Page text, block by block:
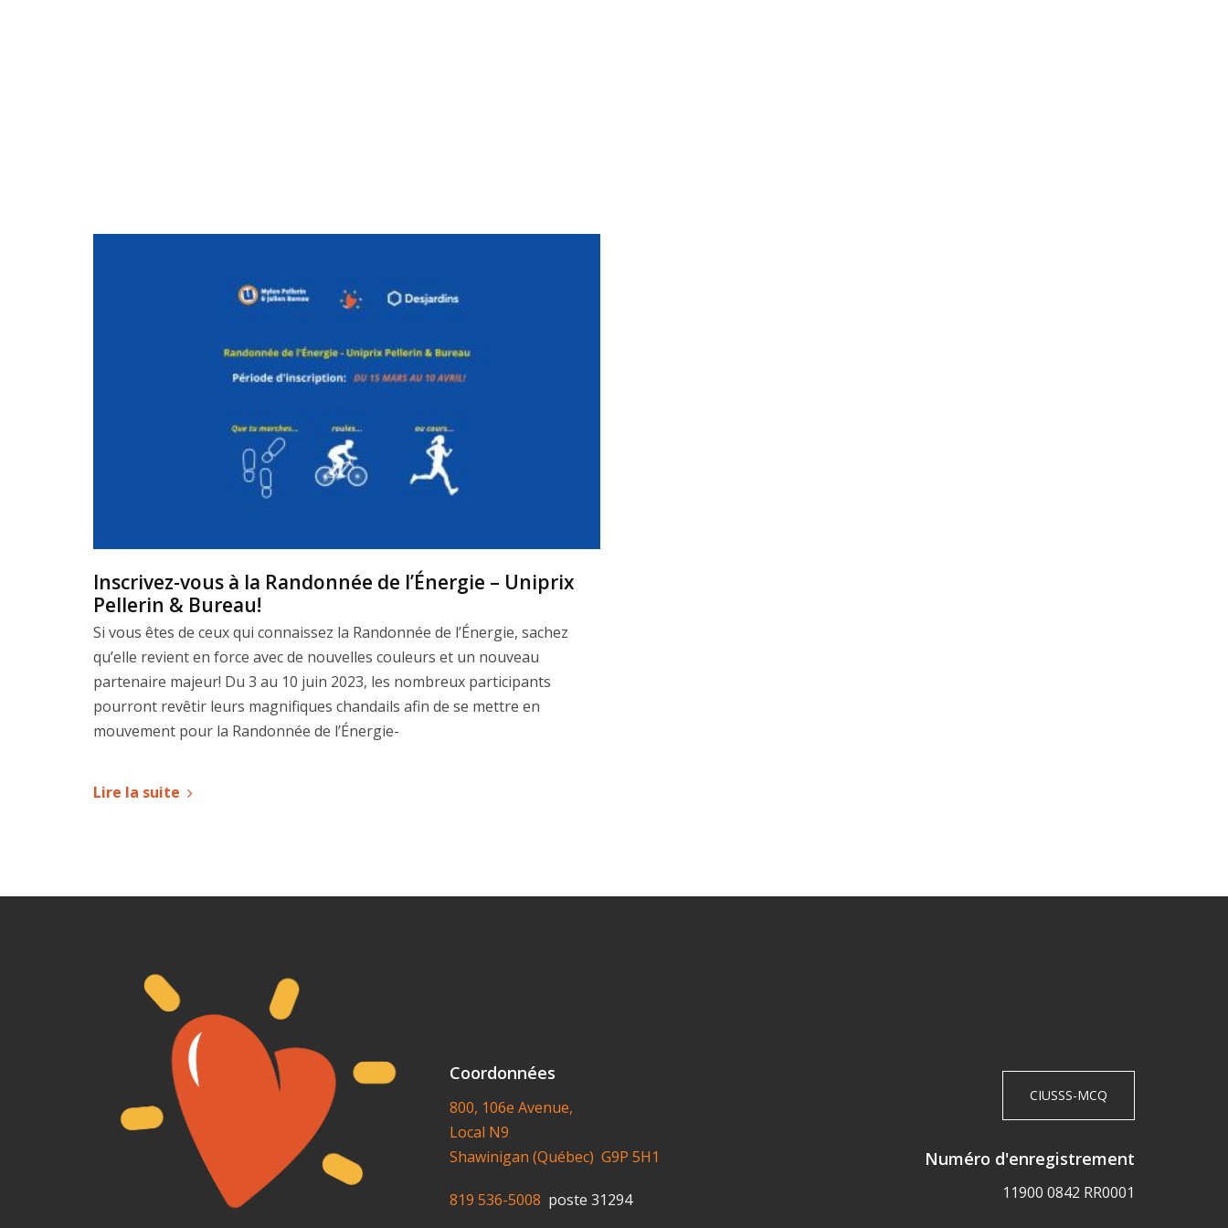
Inscrivez-vous à la Randonnée de l’Énergie – Uniprix
Pellerin & Bureau!
Si vous êtes de ceux qui connaissez la Randonnée de l’Énergie, sachez
qu’elle revient en force avec de nouvelles couleurs et un nouveau
partenaire majeur! Du 3 au 10 juin 2023, les nombreux participants
pourront revêtir leurs magnifiques chandails afin de se mettre en
mouvement pour la Randonnée de l’Énergie-
Lire la suite
Coordonnées
800, 106e Avenue,
Local N9
Shawinigan (Québec) G9P 5H1
819 536-5008 poste 31294
CIUSSS-MCQ
Numéro d'enregistrement
11900 0842 RR0001